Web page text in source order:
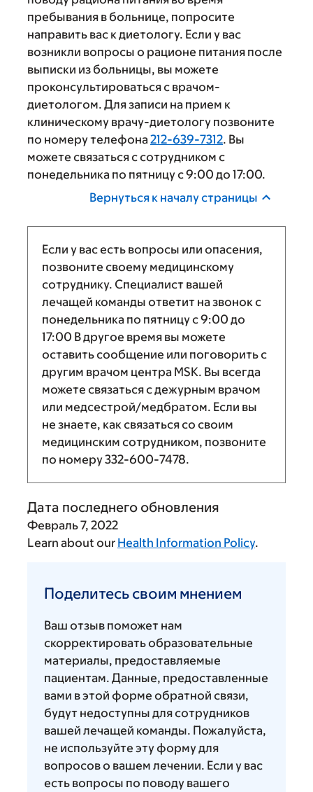
пребывания в больнице, попросите
направить вас к диетологу. Если у вас
возникли вопросы о рационе питания после
выписки из больницы, вы можете
проконсультироваться с врачом-
диетологом. Для записи на прием к
клиническому врачу-диетологу позвоните
по номеру телефона212-639-7312. Вы
можете связаться с сотрудником с
понедельника по пятницу с 9:00 до 17:00.
Вернуться к началу страницы
Если у вас есть вопросы или опасения,
позвоните своему медицинскому
сотруднику. Специалист вашей
лечащей команды ответит на звонок с
понедельника по пятницу с9:00 до
17:00 В другое время вы можете
оставить сообщение или поговорить с
другим врачом центра MSK. Вы всегда
можете связаться с дежурным врачом
или медсестрой/медбратом. Если вы
не знаете, как связаться со своим
медицинским сотрудником, позвоните
по номеру332-600-7478.
Дата последнего обновления
Февраль 7, 2022
Learn about our Health Information Policy.
своим
Поделитесь своим мнением
Ваш отзыв поможет нам
скорректировать образовательные
материалы, предоставляемые
пациентам. Данные, предоставленные
вами в этой форме обратной связи,
будут недоступны для сотрудников
вашей лечащей команды. Пожалуйста,
не используйте эту форму для
вопросов о вашем лечении. Если у вас
есть вопросы по поводу вашего